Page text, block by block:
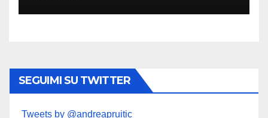
SEGUIMI SU TWITTER
Tweets by @andreapruitic